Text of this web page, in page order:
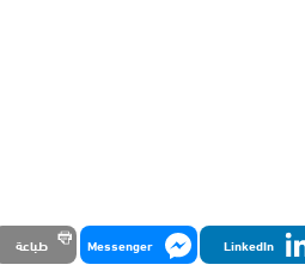
LinkedIn
Messenger طباعة